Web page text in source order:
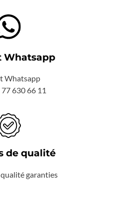
Whatsapp
Whatsapp
630 66 11
de qualité
garanties